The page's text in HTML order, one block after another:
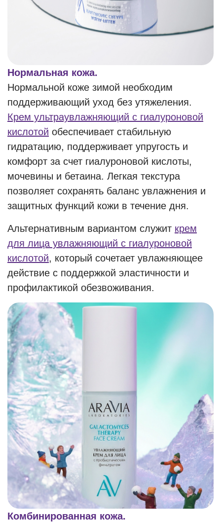
Нормальная кожа.
Нормальной коже зимой необходим
поддерживающий уход без утяжеления.
Крем ультраувлажняющий с гиалуроновой
кислотой обеспечивает стабильную
гидратацию, поддерживает упругость и
комфорт за счет гиалуроновой кислоты,
мочевины и бетаина. Легкая текстура
позволяет сохранять баланс увлажнения и
защитных функций кожи в течение дня.
Альтернативным вариантом служит крем
для лица увлажняющий с гиалуроновой
кислотой, который сочетает увлажняющее
действие с поддержкой эластичности и
профилактикой обезвоживания.
Комбинированная кожа.